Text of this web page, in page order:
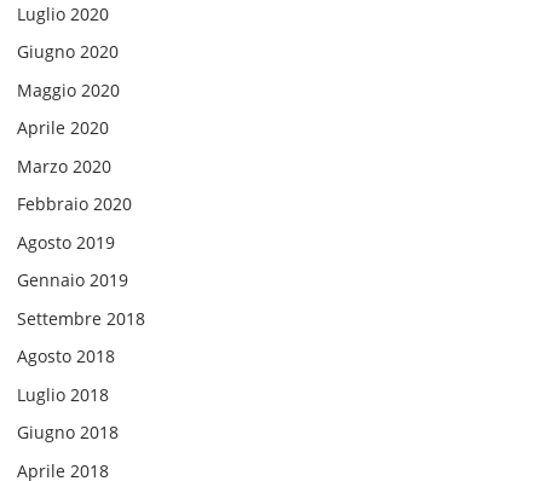
Luglio 2020
Giugno 2020
Maggio 2020
Aprile 2020
Marzo 2020
Febbraio 2020
Agosto 2019
Gennaio 2019
Settembre 2018
Agosto 2018
Luglio 2018
Giugno 2018
Aprile 2018